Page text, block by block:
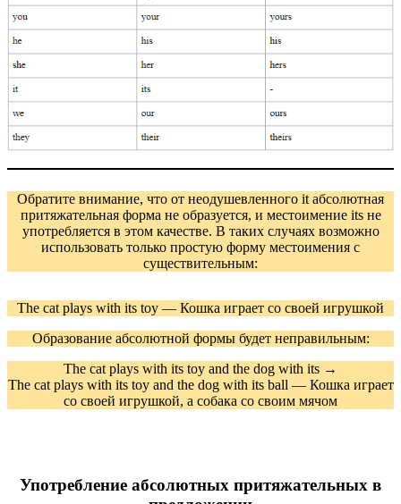
Обратите внимание, что от неодушевленного it абсолютная
притяжательная форма не образуется, и местоимение its не
употребляется в этом качестве. В таких случаях возможно
использовать только простую форму местоимения с
существительным:
The cat plays with its toy — Кошка играет со своей игрушкой
Образование абсолютной формы будет неправильным:
The cat plays with its toy and the dog with its →
The cat plays with its toy and the dog with its ball — Кошка играет
со своей игрушкой, а собака со своим мячом
Употребление абсолютных притяжательных в